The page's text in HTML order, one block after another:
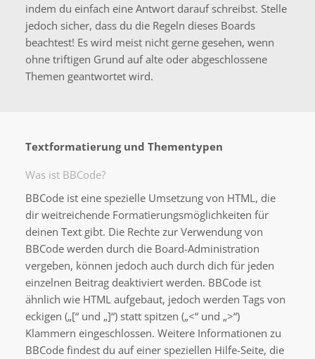
indem du einfach eine Antwort darauf schreibst. Stelle
jedoch sicher, dass du die Regeln dieses Boards
beachtest! Es wird meist nicht gerne gesehen, wenn
ohne triftigen Grund auf alte oder abgeschlossene
Themen geantwortet wird.
Textformatierung und Thementypen
Was ist BBCode?
BBCode ist eine spezielle Umsetzung von HTML, die
dir weitreichende Formatierungsmöglichkeiten für
deinen Text gibt. Die Rechte zur Verwendung von
BBCode werden durch die Board-Administration
vergeben, können jedoch auch durch dich für jeden
einzelnen Beitrag deaktiviert werden. BBCode ist
ähnlich wie HTML aufgebaut, jedoch werden Tags von
eckigen („[“ und „]“) statt spitzen („<“ und „>“)
Klammern eingeschlossen. Weitere Informationen zu
BBCode findest du auf einer speziellen Hilfe-Seite, die